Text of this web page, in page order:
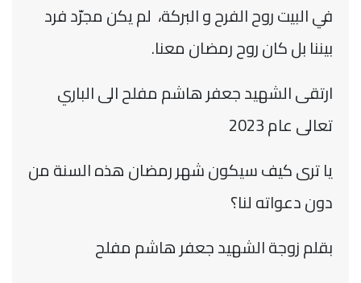
في البيت روح الفرح و البركة، لم يكن مجرّد فرد
بيننا بل كان روح رمضان معنا.
ارتقى الشهيد جعفر هاشم مفلح الى الباري
تعالى عام 2023
يا ترى كيف سيكون شهر رمضان هذه السنة من
دون دعواته لنا؟
بقلم زوجة الشهيدجعفر هاشم مفلح